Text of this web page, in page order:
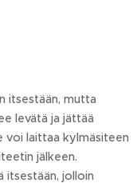
itsestään, mutta
levätä ja jättää
voi laittaa kylmäsiteen
jälkeen.
itsestään, jolloin